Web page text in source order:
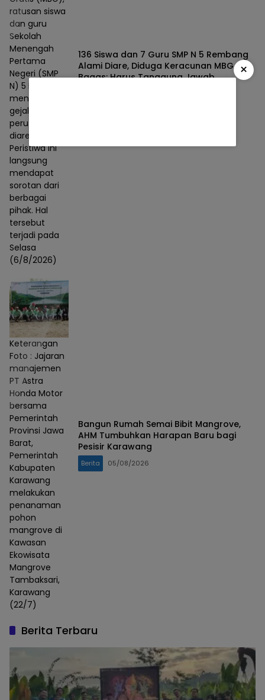
ratusan siswa
dan guru
Sekolah
Menengah
Pertama
Negeri (SMP
N) 5 Rembang
mengalami
gejala sakit
perut dan
diare.
Peristiwa ini
langsung
mendapat
sorotan dari
berbagai
pihak. Hal
tersebut
terjadi pada
Selasa
(6/8/2026)
136 Siswa dan 7 Guru SMP N 5 Rembang
Alami Diare, Diduga Keracunan MBG,
Bagas: Harus Tanggung Jawab
Keterangan
Foto : Jajaran
manajemen
PT Astra
Honda Motor
bersama
Pemerintah
Provinsi Jawa
Barat,
Pemerintah
Kabupaten
Karawang
melakukan
penanaman
pohon
mangrove di
Kawasan
Ekowisata
Mangrove
Tambaksari,
Karawang
(22/7)
Bangun Rumah Semai Bibit Mangrove,
AHM Tumbuhkan Harapan Baru bagi
Pesisir Karawang
Berita 05/08/2026
Berita Terbaru
×